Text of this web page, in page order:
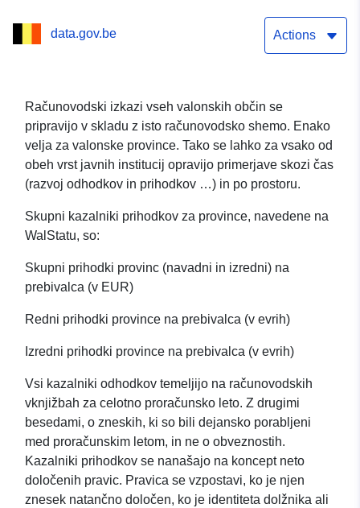
data.gov.be Actions
Računovodski izkazi vseh valonskih občin se
pripravijo v skladu z isto računovodsko shemo. Enako
velja za valonske province. Tako se lahko za vsako od
obeh vrst javnih institucij opravijo primerjave skozi čas
(razvoj odhodkov in prihodkov …) in po prostoru.
Skupni kazalniki prihodkov za province, navedene na
WalStatu, so:
Skupni prihodki provinc (navadni in izredni) na
prebivalca (v EUR)
Redni prihodki province na prebivalca (v evrih)
Izredni prihodki province na prebivalca (v evrih)
Vsi kazalniki odhodkov temeljijo na računovodskih
vknjižbah za celotno proračunsko leto. Z drugimi
besedami, o zneskih, ki so bili dejansko porabljeni
med proračunskim letom, in ne o obveznostih.
Kazalniki prihodkov se nanašajo na koncept neto
določenih pravic. Pravica se vzpostavi, ko je njen
znesek natančno določen, ko je identiteta dolžnika ali